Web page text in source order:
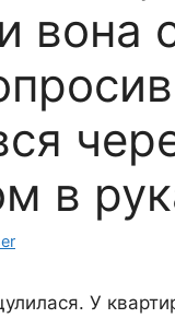
вона
в
У